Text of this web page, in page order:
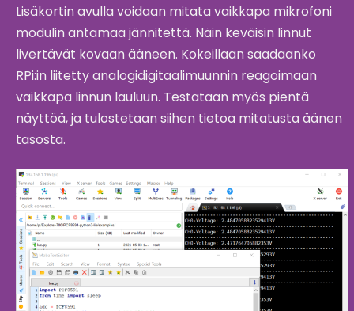
Lisäkortin avulla voidaan mitata vaikkapa mikrofoni
modulin antamaa jännitettä. Näin keväisin linnut
livertävät kovaan ääneen. Kokeillaan saadaanko
RPi:in liitetty analogidigitaalimuunnin reagoimaan
vaikkapa linnun lauluun. Testataan myös pientä
näyttöä, ja tulostetaan siihen tietoa mitatusta äänen
tasosta.